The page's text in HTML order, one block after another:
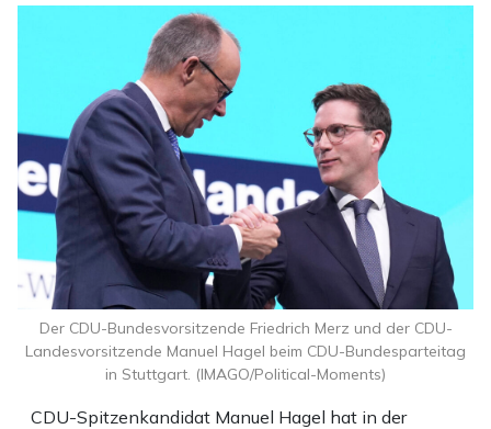
CDU-Spitzenkandidat Manuel Hagel hat in der
Der CDU-Bundesvorsitzende Friedrich Merz und der CDU-
Landesvorsitzende Manuel Hagel beim CDU-Bundesparteitag
in Stuttgart. (IMAGO/Political-Moments)